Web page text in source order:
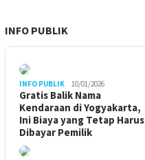
INFO PUBLIK
INFO PUBLIK 10/01/2026
Gratis Balik Nama
Kendaraan di Yogyakarta,
Ini Biaya yang Tetap Harus
Dibayar Pemilik